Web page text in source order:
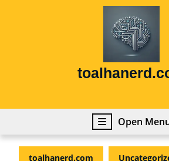
Open
toalhanerd.com